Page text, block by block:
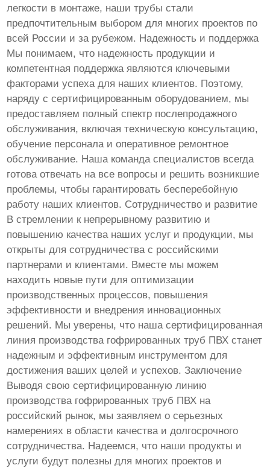
легкости в монтаже, наши трубы стали
предпочтительным выбором для многих проектов по
всей России и за рубежом. Надежность и поддержка
Мы понимаем, что надежность продукции и
компетентная поддержка являются ключевыми
факторами успеха для наших клиентов. Поэтому,
наряду с сертифицированным оборудованием, мы
предоставляем полный спектр послепродажного
обслуживания, включая техническую консультацию,
обучение персонала и оперативное ремонтное
обслуживание. Наша команда специалистов всегда
готова отвечать на все вопросы и решить возникшие
проблемы, чтобы гарантировать бесперебойную
работу наших клиентов. Сотрудничество и развитие
В стремлении к непрерывному развитию и
повышению качества наших услуг и продукции, мы
открыты для сотрудничества с российскими
партнерами и клиентами. Вместе мы можем
находить новые пути для оптимизации
производственных процессов, повышения
эффективности и внедрения инновационных
решений. Мы уверены, что наша сертифицированная
линия производства гофрированных труб ПВХ станет
надежным и эффективным инструментом для
достижения ваших целей и успехов. Заключение
Выводя свою сертифицированную линию
производства гофрированных труб ПВХ на
российский рынок, мы заявляем о серьезных
намерениях в области качества и долгосрочного
сотрудничества. Надеемся, что наши продукты и
услуги будут полезны для многих проектов и